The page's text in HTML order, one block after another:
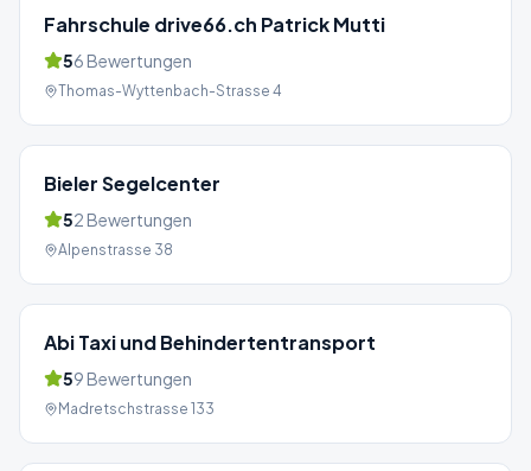
Fahrschule drive66.ch Patrick Mutti
56 Bewertungen
Thomas-Wyttenbach-Strasse 4
Bieler Segelcenter
52 Bewertungen
Alpenstrasse 38
Abi Taxi und Behindertentransport
59 Bewertungen
Madretschstrasse 133